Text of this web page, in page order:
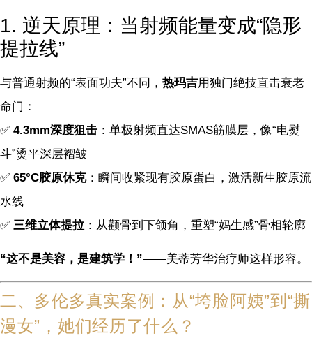
1. 逆天原理：当射频能量变成“隐形
提拉线”
与普通射频的“表面功夫”不同， 热玛吉用独门绝技直击衰老
命门：
✅ 4.3mm深度狙击 ：单极射频直达SMAS筋膜层，像“电熨
斗”烫平深层褶皱
✅ 65°C胶原休克：瞬间收紧现有胶原蛋白，激活新生胶原流
水线
✅ 三维立体提拉 ：从颧骨到下颌角，重塑“妈生感”骨相轮廓
“这不是美容，是建筑学！”——美蒂芳华治疗师这样形容。
二、多伦多真实案例：从“垮脸阿姨”到“撕
漫女”，她们经历了什么？